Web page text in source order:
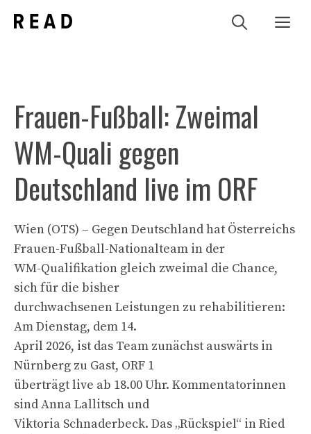
Inhalt
Frauen-Fußball: Zweimal
WM-Quali gegen
Deutschland live im ORF
Wien (OTS) – Gegen Deutschland hat Österreichs
Frauen-Fußball-Nationalteam in der
WM-Qualifikation gleich zweimal die Chance,
sich für die bisher
durchwachsenen Leistungen zu rehabilitieren:
Am Dienstag, dem 14.
April 2026, ist das Team zunächst auswärts in
Nürnberg zu Gast, ORF 1
überträgt live ab 18.00 Uhr. Kommentatorinnen
sind Anna Lallitsch und
Viktoria Schnaderbeck. Das „Rückspiel“ in Ried